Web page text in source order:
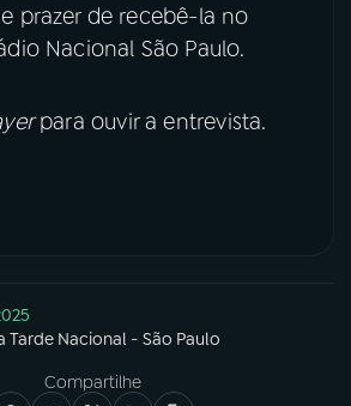
prazer de recebê-la no
Nacional São Paulo.
para ouvir a entrevista.
Tarde Nacional - São Paulo
Compartilhe